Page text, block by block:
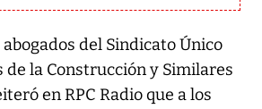
del Sindicato Único
de la Construcción y Similares
en RPC Radio que a los